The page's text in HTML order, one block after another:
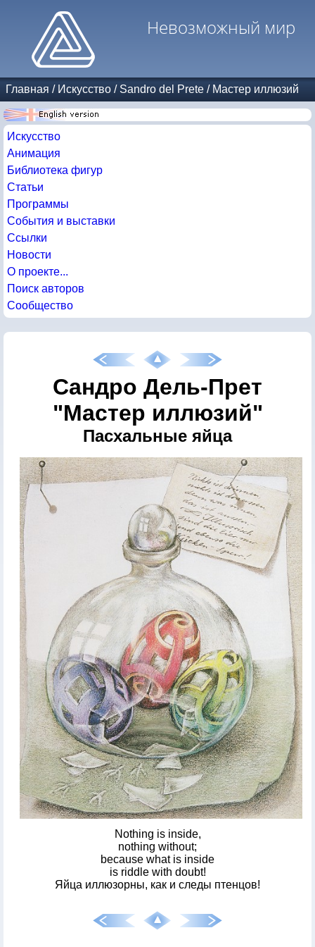
Невозможный мир
Главная / Искусство / Sandro del Prete / Мастер иллюзий
Искусство
Анимация
Библиотека фигур
Статьи
Программы
События и выставки
Ссылки
Новости
О проекте...
Поиск авторов
Сообщество
Сандро Дель-Прет
"Мастер иллюзий"
Пасхальные яйца
Nothing is inside,
nothing without;
because what is inside
is riddle with doubt!
Яйца иллюзорны, как и следы птенцов!